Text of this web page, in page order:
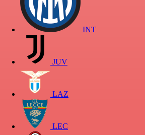
INT
JUV
LAZ
LEC